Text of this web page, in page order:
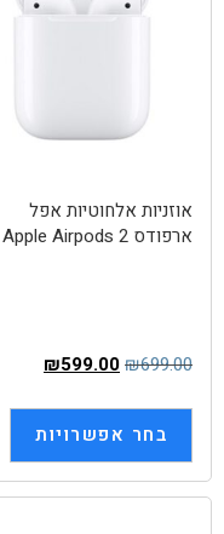
אוזניות אלחוטיות אפל
ארפודס 2 Apple Airpods
₪699.00
₪599.00
בחר אפשרויות